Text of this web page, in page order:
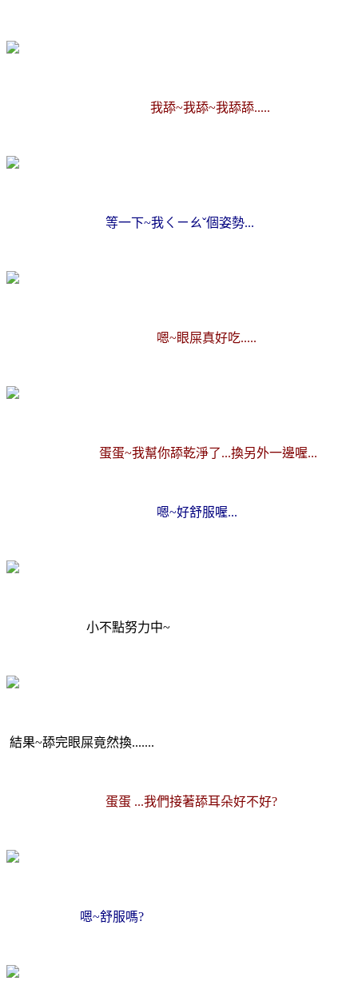
我舔~我舔~我舔舔.....
等一下~我ㄑㄧㄠˇ個姿勢...
嗯~眼屎真好吃.....
蛋蛋~我幫你舔乾淨了...換另外一邊喔...
嗯~好舒服喔...
小不點努力中~
結果~舔完眼屎竟然換.......
蛋蛋 ...我們接著舔耳朵好不好?
嗯~舒服嗎?